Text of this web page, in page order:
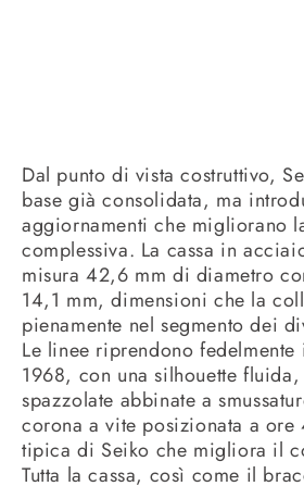
Dal punto di vista costruttivo,
base già consolidata, ma
aggiornamenti che migliorano
complessiva. La cassa in
misura 42,6 mm di diametro
14,1 mm, dimensioni che la
pienamente nel segmento dei
Le linee riprendono
1968, con una silhouette
spazzolate abbinate a
corona a vite posizionata a ore
tipica di Seiko che migliora il
Tutta la cassa, così come il